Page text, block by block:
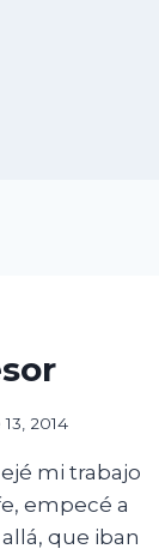
2014
mi trabajo
empecé a
que iban